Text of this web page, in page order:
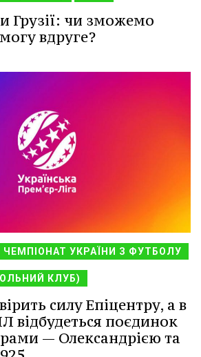
Грузії: чи зможемо
вдруге?
ЧЕМПІОНАТ УКРАЇНИ З ФУТБОЛУ
КЛУБ)
силу Епіцентру, а в
відбудеться поєдинок
— Олександрією та